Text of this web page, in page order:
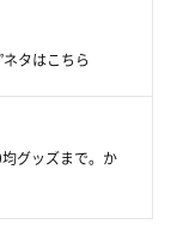
タはこちら
グッズまで。か